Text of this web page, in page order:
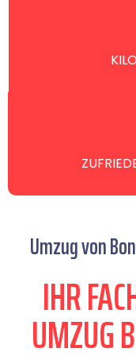
Umzug von
IHR
UMZUG